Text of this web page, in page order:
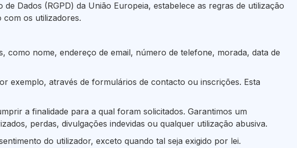
Dados (RGPD) da União Europeia, estabelece as regras de utilização
os utilizadores.
nome, endereço de email, número de telefone, morada, data de
exemplo, através de formulários de contacto ou inscrições. Esta
a finalidade para a qual foram solicitados. Garantimos um
perdas, divulgações indevidas ou qualquer utilização abusiva.
do utilizador, exceto quando tal seja exigido por lei.